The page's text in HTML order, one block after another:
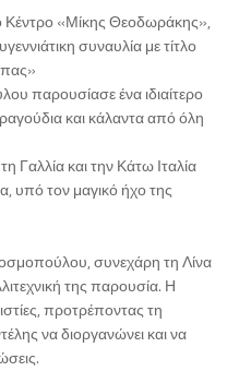
Κέντρο «Μίκης Θεοδωράκης»,
συναυλία με τίτλο
παρουσίασε ένα ιδιαίτερο
και κάλαντα από όλη
Γαλλία και την Κάτω Ιταλία
υπό τον μαγικό ήχο της
συνεχάρη τη Λίνα
της παρουσία. Η
προτρέποντας τη
να διοργανώνει και να